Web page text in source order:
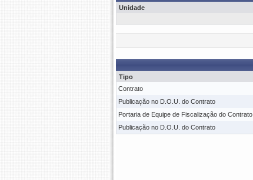
Unidade
Tipo
Contrato
Publicação no D.O.U. do Contrato
Portaria de Equipe de Fiscalização do Contrato
Publicação no D.O.U. do Contrato